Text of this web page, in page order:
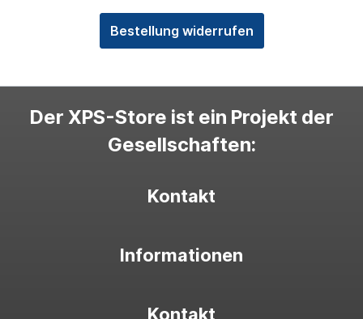
Bestellung widerrufen
Der XPS-Store ist ein Projekt der
Gesellschaften:
Kontakt
Informationen
Kontakt